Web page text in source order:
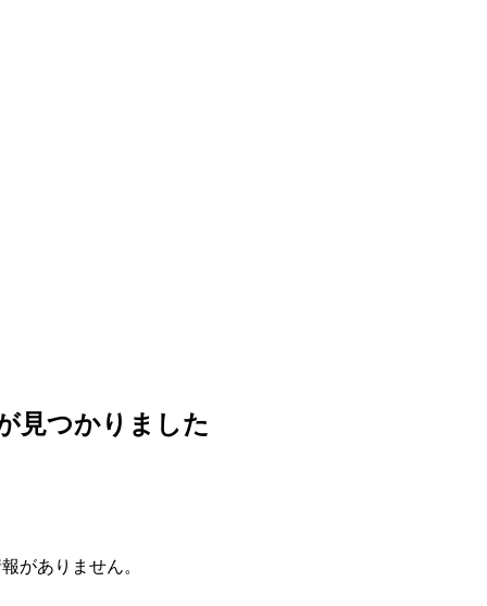
見つかりました
がありません。